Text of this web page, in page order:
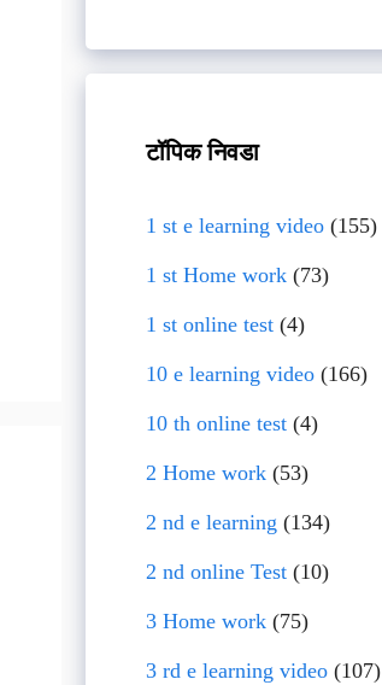
टॉपिक निवडा
1 st e learning video(155)
1 st Home work(73)
1 st online test(4)
10 e learning video(166)
10 th online test(4)
2 Home work(53)
2 nd e learning (134)
2 nd online Test(10)
3 Home work(75)
3 rd e learning video(107)